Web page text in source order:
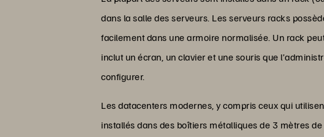
dans la salle des serveurs. Les serveurs racks
facilement dans une armoire normalisée. Un rack
inclut un écran, un clavier et une souris que
configurer.
Les datacenters modernes, y compris ceux qui
installés dans des boîtiers métalliques de 3 mètres